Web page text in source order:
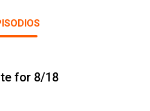
for 8/18